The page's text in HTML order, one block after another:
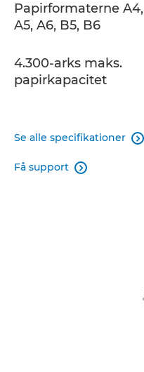
Papirformaterne A4,
A5, A6, B5, B6
4.300-arks maks.
papirkapacitet
Se alle specifikationer 
Få support 